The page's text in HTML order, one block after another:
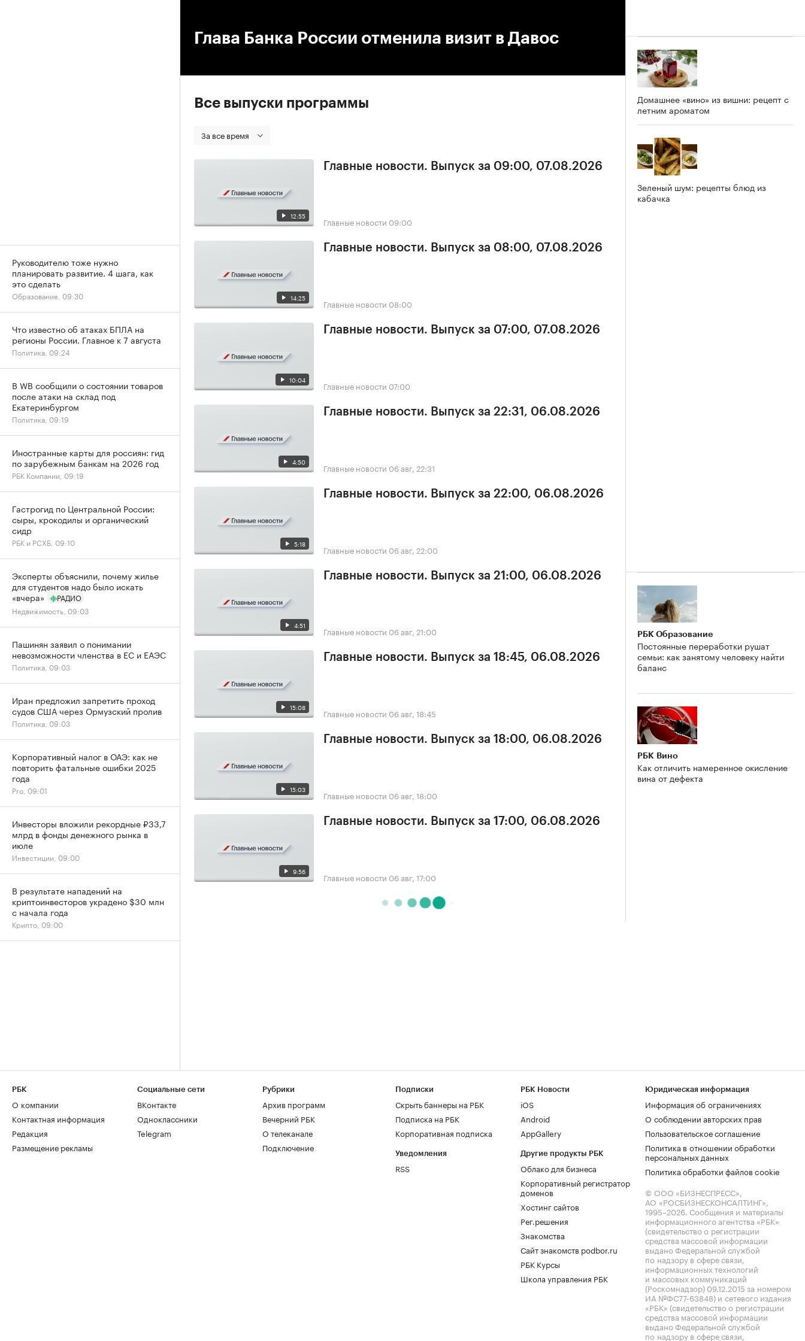
Глава Банка России отменила визит в Давос
Все выпуски программы
За все время
12:55
Главные новости. Выпуск за 09:00, 07.08.2026
Главные новости 09:00
14:25
Главные новости. Выпуск за 08:00, 07.08.2026
Главные новости 08:00
10:04
Главные новости. Выпуск за 07:00, 07.08.2026
Главные новости 07:00
4:50
Главные новости. Выпуск за 22:31, 06.08.2026
Главные новости 06 авг, 22:31
5:18
Главные новости. Выпуск за 22:00, 06.08.2026
Главные новости 06 авг, 22:00
4:51
Главные новости. Выпуск за 21:00, 06.08.2026
Главные новости 06 авг, 21:00
15:08
Главные новости. Выпуск за 18:45, 06.08.2026
Главные новости 06 авг, 18:45
15:03
Главные новости. Выпуск за 18:00, 06.08.2026
Главные новости 06 авг, 18:00
9:56
Главные новости. Выпуск за 17:00, 06.08.2026
Главные новости 06 авг, 17:00
Домашнее «вино» из вишни: рецепт с
летним ароматом
Зеленый шум: рецепты блюд из
кабачка
РБК Образование
Постоянные переработки рушат
семьи: как занятому человеку найти
баланс
РБК Вино
Как отличить намеренное окисление
вина от дефекта
Руководителю тоже нужно
планировать развитие. 4 шага, как
это сделать
Образование, 09:30
Что известно об атаках БПЛА на
регионы России. Главное к 7 августа
Политика, 09:24
В WB сообщили о состоянии товаров
после атаки на склад под
Екатеринбургом
Политика, 09:19
Иностранные карты для россиян: гид
по зарубежным банкам на 2026 год
РБК Компании, 09:19
Гастрогид по Центральной России:
сыры, крокодилы и органический
сидр
РБК и РСХБ, 09:10
Эксперты объяснили, почему жилье
для студентов надо было искать
«вчера»
РАДИО
Недвижимость, 09:03
Пашинян заявил о понимании
невозможности членства в ЕС и ЕАЭС
Политика, 09:03
Иран предложил запретить проход
судов США через Ормузский пролив
Политика, 09:03
Корпоративный налог в ОАЭ: как не
повторить фатальные ошибки 2025
года
Pro, 09:01
Инвесторы вложили рекордные ₽33,7
млрд в фонды денежного рынка в
июле
Инвестиции, 09:00
В результате нападений на
криптоинвесторов украдено $30 млн
с начала года
Крипто, 09:00
РБК
О компании
Контактная информация
Редакция
Размещение рекламы
Социальные сети
ВКонтакте
Одноклассники
Telegram
Рубрики
Архив программ
Вечерний РБК
О телеканале
Подключение
Подписки
Скрыть баннеры на РБК
Подписка на РБК
Корпоративная подписка
Уведомления
RSS
РБК Новости
iOS
Android
AppGallery
Другие продукты РБК
Облако для бизнеса
Корпоративный регистратор
доменов
Хостинг сайтов
Рег.решения
Знакомства
Сайт знакомств podbor.ru
РБК Курсы
Школа управления РБК
Юридическая информация
Информация об ограничениях
О соблюдении авторских прав
Пользовательское соглашение
Политика в отношении обработки
персональных данных
Политика обработки файлов cookie
© ООО «БИЗНЕСПРЕСС»,
АО «РОСБИЗНЕСКОНСАЛТИНГ»,
1995–2026. Сообщения и материалы
информационного агентства «РБК»
(свидетельство о регистрации
средства массовой информации
выдано Федеральной службой
по надзору в сфере связи,
информационных технологий
и массовых коммуникаций
(Роскомнадзор) 09.12.2015 за номером
ИА №ФС77-63848) и сетевого издания
«РБК» (свидетельство о регистрации
средства массовой информации
выдано Федеральной службой
по надзору в сфере связи,